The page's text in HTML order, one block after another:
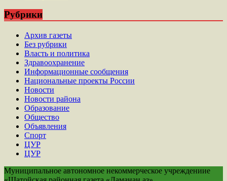
Рубрики
Архив газеты
Без рубрики
Власть и политика
Здравоохранение
Информационные сообщения
Национальные проекты России
Новости
Новости района
Образование
Общество
Объявления
Спорт
ЦУР
ЦУР
Муниципальное автономное некоммерческое учреждениие